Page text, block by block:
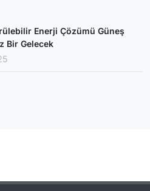
Enerji Çözümü Güneş
Bir Gelecek